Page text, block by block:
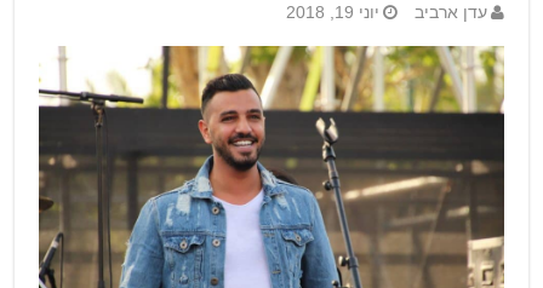
עדן ארביב יוני 19, 2018